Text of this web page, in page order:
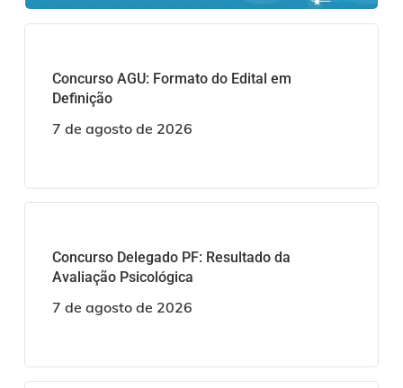
Concurso AGU: Formato do Edital em
Definição
7 de agosto de 2026
Concurso Delegado PF: Resultado da
Avaliação Psicológica
7 de agosto de 2026